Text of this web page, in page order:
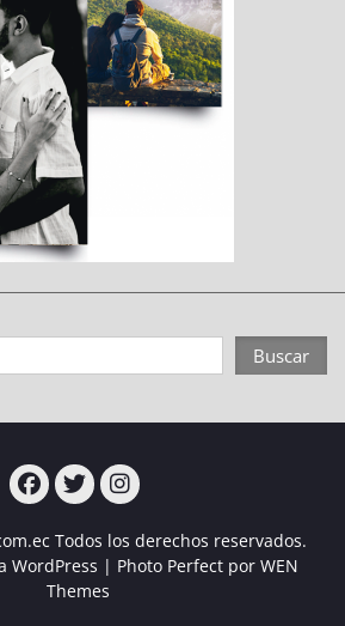
Buscar
Todos los derechos reservados.
WordPress | Photo Perfect por WEN
Themes